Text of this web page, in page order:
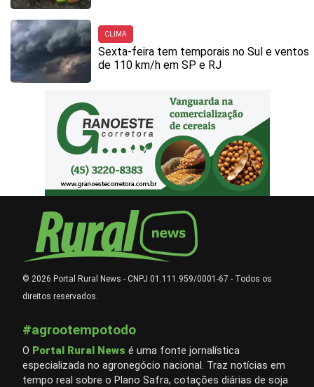
CLIMA
Sexta-feira tem temporais no Sul e ventos
de 110 km/h em SP e RJ
© 2026 Portal Rural News - CNPJ 01.111.959/0001-67 - Todos os
direitos reservados.
#agrootempotodo
O Portal Rural News é uma fonte jornalística
especializada no agronegócio nacional. Traz notícias em
tempo real sobre o Plano Safra, cotações diárias de soja